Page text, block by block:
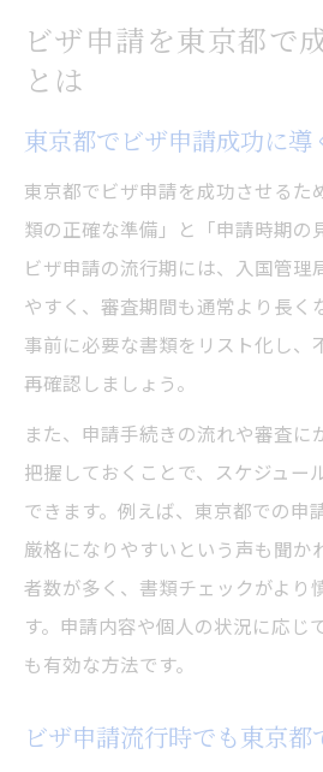
ビザ申請を東京都で
とは
東京都でビザ申請成功に導
東京都でビザ申請を成功させるた
類の正確な準備」と「申請時期の
ビザ申請の流行期には、入国管理
やすく、審査期間も通常より長く
事前に必要な書類をリスト化し、
再確認しましょう。
また、申請手続きの流れや審査に
把握しておくことで、スケジュー
できます。例えば、東京都での申
厳格になりやすいという声も聞か
者数が多く、書類チェックがより
す。申請内容や個人の状況に応じ
も有効な方法です。
ビザ申請流行時でも東京